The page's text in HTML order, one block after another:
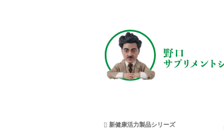
新健康活力製品シリーズ